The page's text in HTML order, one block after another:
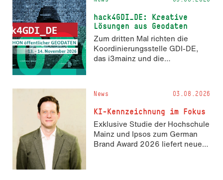
hack4GDI_DE: Kreative
Lösungen aus Geodaten
Zum dritten Mal richten die
Koordinierungsstelle GDI-DE,
das i3mainz und die
und 14. November 2026 den
Hackathon hack4GDI_DE an der
Hochschule Mainz aus. Die
Anmeldung ist geöffnet und bis
zum 2. Oktober 2026 möglich.
News 03.08.2026
KI-Kennzeichnung im Fokus
Exklusive Studie der Hochschule
Mainz und Ipsos zum German
Brand Award 2026 liefert neue